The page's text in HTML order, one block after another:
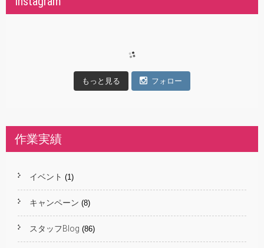
もっと見る フォロー
作業実績
イベント (1)
キャンペーン (8)
スタッフBlog (86)